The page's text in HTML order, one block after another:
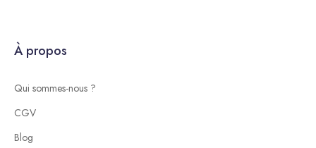
À propos
Qui sommes-nous ?
CGV
Blog